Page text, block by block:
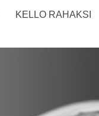
KELLO RAHAKSI